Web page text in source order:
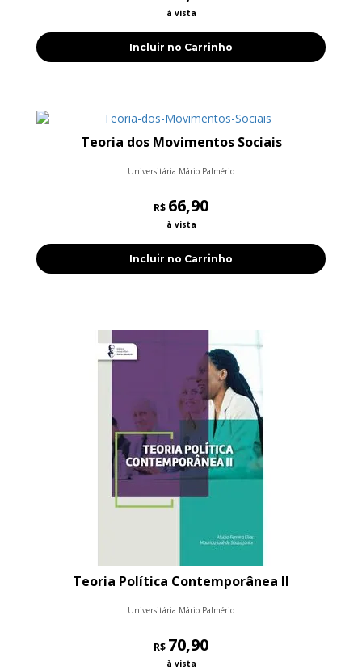
à vista
Incluir no Carrinho
Teoria dos Movimentos Sociais
Universitária Mário Palmério
R$ 66,90
à vista
Incluir no Carrinho
Teoria Política Contemporânea II
Universitária Mário Palmério
R$ 70,90
à vista